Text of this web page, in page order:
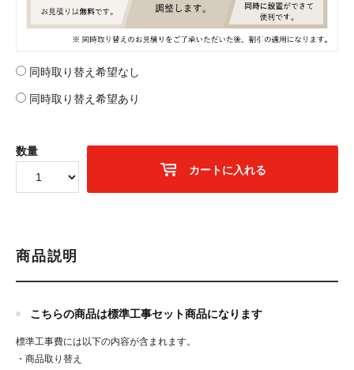
同時取り替え希望なし
同時取り替え希望あり
数量
カートに入れる
商品説明
こちらの商品は標準工事セット商品になります
標準工事費には以下の内容が含まれます。
・商品取り替え